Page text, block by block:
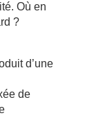
Où en
?
d’une
de